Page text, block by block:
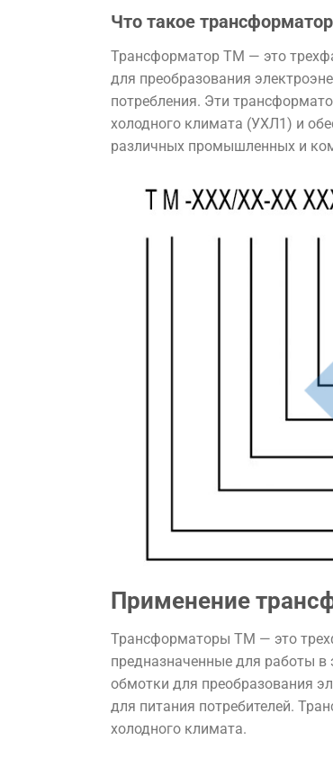
Что такое
Трансформатор TM — это
для преобразования
потребления. Эти
холодного климата (УХЛ1) и
различных промышленных и
Применение
Трансформаторы ТМ — это
предназначенные для работы в
обмотки для преобразования
для питания потребителей.
холодного климата.